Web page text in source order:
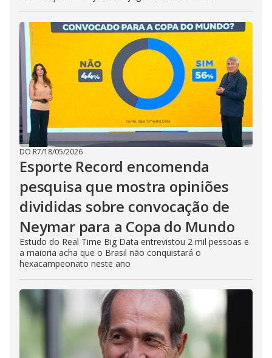
DO R7/18/05/2026
Esporte Record encomenda
pesquisa que mostra opiniões
divididas sobre convocação de
Neymar para a Copa do Mundo
Estudo do Real Time Big Data entrevistou 2 mil pessoas e
a maioria acha que o Brasil não conquistará o
hexacampeonato neste ano